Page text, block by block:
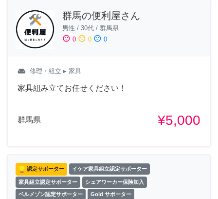
群馬の便利屋さん
男性 / 30代 / 群馬県
sentiment_satisfied 0 sentiment_neutral 0 sentiment_dissatisfied 0
weekend 修理・組立 ▸ 家具
家具組み立てお任せください！
群馬県 ¥5,000
認定サポーター イケア家具組立認定サポーター
家具組立認定サポーター シェアワーカー保険加入
ベルメゾン認定サポーター Gold サポーター